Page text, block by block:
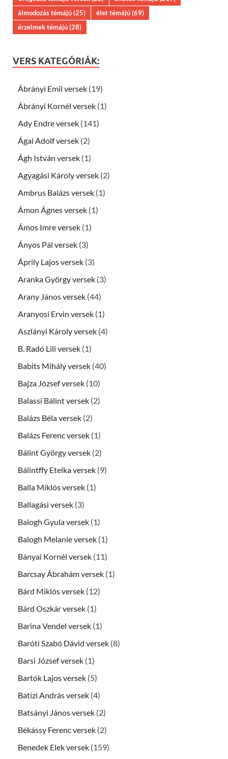
álmodozás témájú(25) élet témájú(69)
érzelmek témájú(28)
VERS KATEGÓRIÁK:
Ábrányi Emil versek (19)
Ábrányi Kornél versek (1)
Ady Endre versek (141)
Ágai Adolf versek (2)
Ágh István versek (1)
Agyagási Károly versek (2)
Ambrus Balázs versek (1)
Ámon Ágnes versek (1)
Ámos Imre versek (1)
Ányos Pál versek (3)
Áprily Lajos versek (3)
Aranka György versek (3)
Arany János versek (44)
Aranyosi Ervin versek (1)
Aszlányi Károly versek (4)
B. Radó Lili versek (1)
Babits Mihály versek (40)
Bajza József versek (10)
Balassi Bálint versek (2)
Balázs Béla versek (2)
Balázs Ferenc versek (1)
Bálint György versek (2)
Bálintffy Etelka versek (9)
Balla Miklós versek (1)
Ballagási versek (3)
Balogh Gyula versek (1)
Balogh Melanie versek (1)
Bányai Kornél versek (11)
Barcsay Ábrahám versek (1)
Bárd Miklós versek (12)
Bárd Oszkár versek (1)
Barina Vendel versek (1)
Baróti Szabó Dávid versek (8)
Barsi József versek (1)
Bartók Lajos versek (5)
Batízi András versek (4)
Batsányi János versek (2)
Békássy Ferenc versek (2)
Benedek Elek versek (159)